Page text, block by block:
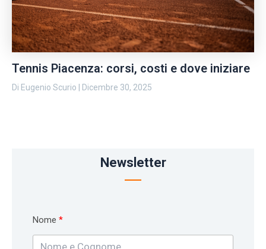
Tennis Piacenza: corsi, costi e dove iniziare
Di Eugenio Scurio | Dicembre 30, 2025
Newsletter
Nome